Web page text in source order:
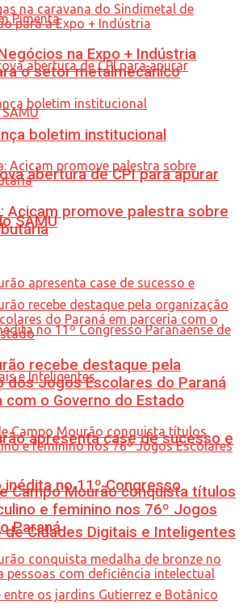
Pimenta
abertura de CPI para apurar
SAMU
apresenta case de sucesso e
no 11º Congresso
de Cidades Digitais e Inteligentes
na Expo + Indústria
o setor metalmecânico
boletim institucional
Acicam promove palestra sobre
recebe destaque pela
dos Jogos Escolares do Paraná
com o Governo do Estado
Campo Mourão conquista títulos
e feminino nos 76º Jogos
Paraná